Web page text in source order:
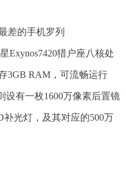
Exynos7420猎户座八核处
3GB RAM，可流畅运行
设有一枚1600万像素后置镜
光灯，及其对应的500万